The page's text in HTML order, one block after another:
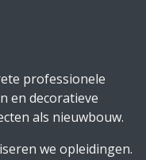
professionele
en decoratieve
als nieuwbouw.
we opleidingen.